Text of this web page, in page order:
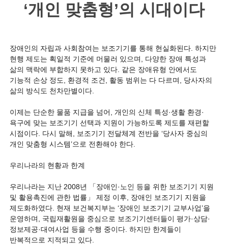
‘개인 맞춤형’의 시대이다
장애인의 자립과 사회참여는 보조기기를 통해 현실화된다. 하지만
현행 제도는 획일적 기준에 머물러 있으며, 다양한 장애 특성과
삶의 맥락에 부합하지 못하고 있다. 같은 장애유형 안에서도
기능적 손상 정도, 환경적 조건, 활동 범위는 다 다르며, 당사자의
삶의 방식도 천차만별이다.
이제는 단순한 물품 지급을 넘어, 개인의 신체 특성·생활 환경·
욕구에 맞는 보조기기 선택과 지원이 가능하도록 제도를 재편할
시점이다. 다시 말해, 보조기기 전달체계 전반을 ‘당사자 중심의
개인 맞춤형 시스템’으로 전환해야 한다.
우리나라의 현황과 한계
우리나라는 지난 2008년 「장애인·노인 등을 위한 보조기기 지원
및 활용촉진에 관한 법률」 제정 이후, 장애인 보조기기 지원을
제도화하였다. 현재 보건복지부는 ‘장애인 보조기기 교부사업’을
운영하며, 국립재활원을 중심으로 보조기기센터들이 평가·상담·
정보제공·대여사업 등을 수행 중이다. 하지만 한계들이
반복적으로 지적되고 있다.